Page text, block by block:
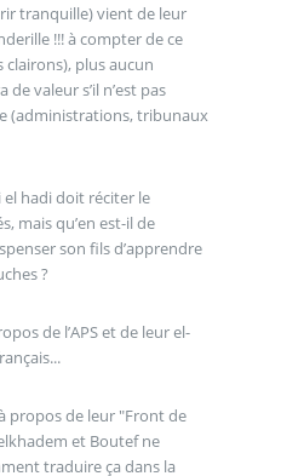
tranquille) vient de leur
!!! à compter de ce
clairons), plus aucun
valeur s’il n’est pas
(administrations, tribunaux
hadi doit réciter le
mais qu’en est-il de
son fils d’apprendre
?
de l’APS et de leur el-
propos de leur "Front de
et Boutef ne
traduire ça dans la